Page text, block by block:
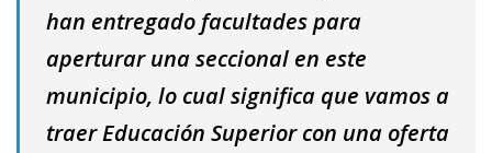
han entregado facultades para
aperturar una seccional en este
municipio, lo cual significa que vamos a
traer Educación Superior con una oferta